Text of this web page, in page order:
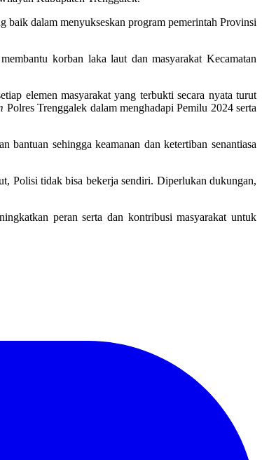
baik dalam menyukseskan program pemerintah Provinsi
korban laka laut dan masyarakat Kecamatan
elemen masyarakat yang terbukti secara nyata turut
Polres Trenggalek dalam menghadapi Pemilu 2024 serta
sehingga keamanan dan ketertiban senantiasa
Polisi tidak bisa bekerja sendiri. Diperlukan dukungan,
peran serta dan kontribusi masyarakat untuk